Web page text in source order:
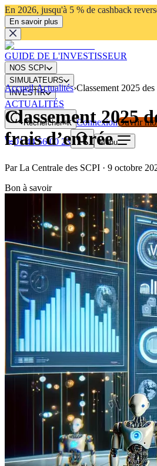
En 2026, jusqu'à 5 % de cashback
En savoir plus
GUIDE DE L'INVESTISSEUR
NOS SCPI
SIMULATEURS
INVESTIR
ACTUALITÉS
Rechercher⌘K ConnexionOuvrir
01 44 56 00 23
Menu
Accueil›Actualités›Classement 2025
Classement 2025
frais d’entrée
Par La Centrale des SCPI · 9 octobre
Bon à savoir